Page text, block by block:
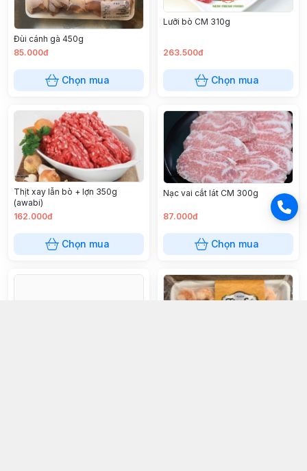
Đùi cánh gà 450g
85.000đ
Chọn mua
Lưỡi bò CM 310g
263.500đ
Chọn mua
Thịt xay lẫn bò + lợn 350g
(awabi)
162.000đ
Chọn mua
Nạc vai cắt lát CM 300g
87.000đ
Chọn mua